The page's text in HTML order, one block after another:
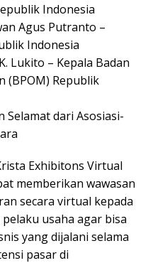
Indonesia
Agus Putranto –
Indonesia
Lukito – Kepala Badan
(BPOM) Republik
Selamat dari Asosiasi-
Exhibitons Virtual
memberikan wawasan
secara virtual kepada
usaha agar bisa
yang dijalani selama
pasar di